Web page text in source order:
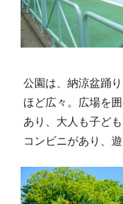
公園は、納涼盆踊
ほど広々。広場を
あり、大人も子ど
コンビニがあり、